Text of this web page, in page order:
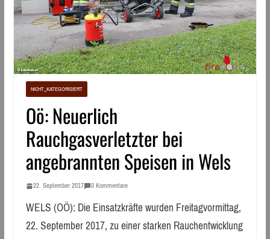
NICHT_KATEGORISIERT
Oö: Neuerlich
Rauchgasverletzter bei
angebrannten Speisen in Wels
22. September 2017 0 Kommentare
WELS (OÖ): Die Einsatzkräfte wurden Freitagvormittag,
22. September 2017, zu einer starken Rauchentwicklung